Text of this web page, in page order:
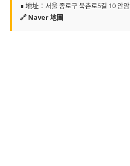
∎ 地址：서울 종로구 북촌로5길 10 안암
🔗 Naver 地圖